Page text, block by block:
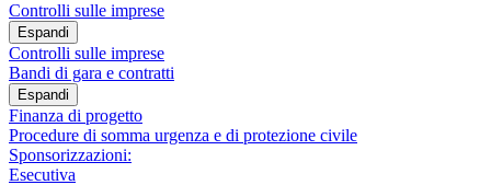
Controlli sulle imprese
Espandi
Controlli sulle imprese
Bandi di gara e contratti
Espandi
Finanza di progetto
Procedure di somma urgenza e di protezione civile
Sponsorizzazioni:
Esecutiva